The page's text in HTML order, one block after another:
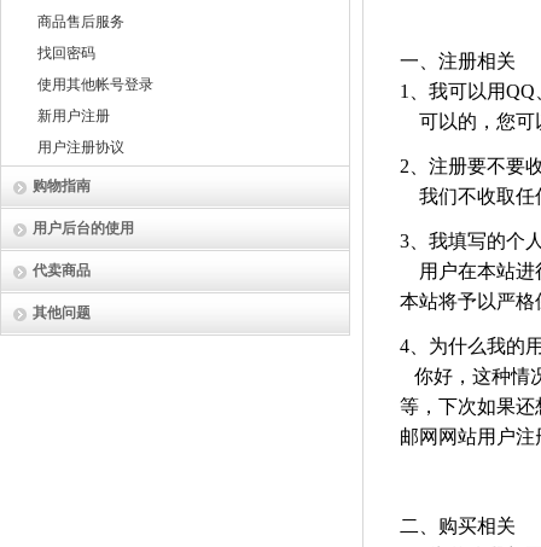
商品售后服务
找回密码
使用其他帐号登录
新用户注册
用户注册协议
购物指南
用户后台的使用
代卖商品
其他问题
一、注册相关
1、我可以用
可以的，您可
2、注册要不要
我们不收取任
3、我填写的个
用户在本站进
本站将予以严
4、为什么我的
你好，这种情
等，下次如果还
邮网网站用户注
二、购买相关